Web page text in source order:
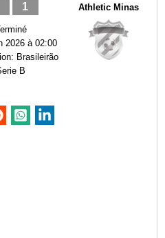
1
2026 à 02:00
Brasileirão
B
Athletic Minas